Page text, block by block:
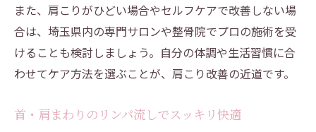
また、肩こりがひどい場合やセルフケアで改善しない場
合は、埼玉県内の専門サロンや整骨院でプロの施術を受
けることも検討しましょう。自分の体調や生活習慣に合
わせてケア方法を選ぶことが、肩こり改善の近道です。
首・肩まわりのリンパ流しでスッキリ快適